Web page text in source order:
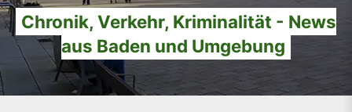
Chronik, Verkehr, Kriminalität - News
aus Baden und Umgebung